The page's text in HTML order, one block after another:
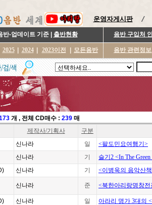
운영자게시판
반-업데이트 기준 | 출반현황 음반 구입처
2025 2024 2023이전 모든음반 음반 관련정
개 , 전체 CD매수 : 239 매
제작사/기획사
구분
신나라 일
<팔도민요여행기>
신나라 기
슬기2 <In The
신나라 기
<이병욱의 음악산
신나라 준 <북한아리랑명창전
신나라 일
아라리 명가 3대의